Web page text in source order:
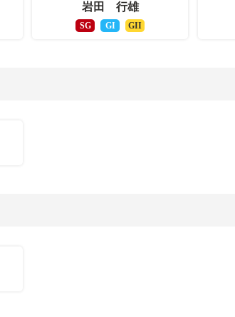
岩田 行雄
SG GI GII